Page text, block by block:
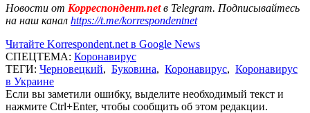
Новости от Корреспондент.netв Telegram. Подписывайтесь
на наш канал https://t.me/korrespondentnet
Читайте Korrespondent.net в Google News
СПЕЦТЕМА: Коронавирус
ТЕГИ: Черновецкий, Буковина, Коронавирус, Коронавирус
в Украине
Если вы заметили ошибку, выделите необходимый текст и
нажмите Ctrl+Enter, чтобы сообщить об этом редакции.